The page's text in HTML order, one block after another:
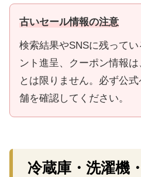
古いセール情報の注意
検索結果やSNSに残って
ント進呈、クーポン情報
とは限りません。必ず公
舗を確認してください。
冷蔵庫・洗濯機